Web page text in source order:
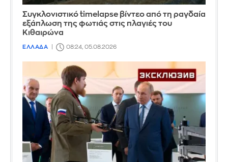
Συγκλονιστικό timelapse βίντεο από τη ραγδαία
εξάπλωση της φωτιάς στις πλαγιές του
Κιθαιρώνα
ΕΛΛΑΔΑ 08:24, 05.08.2026